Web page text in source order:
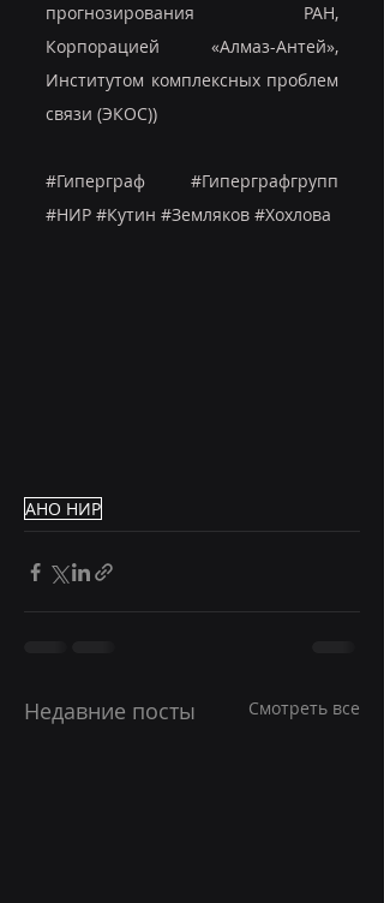
прогнозирования РАН,
Корпорацией «Алмаз-Антей»,
Институтом комплексных проблем
связи (ЭКОС))
#Гиперграф
#Гиперграфгрупп
#НИР #Кутин #Земляков #Хохлова
АНО НИР
Недавние посты Смотреть все